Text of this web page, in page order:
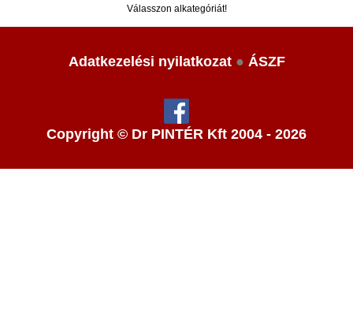
Válasszon alkategóriát!
Adatkezelési nyilatkozat● ÁSZF
Copyright © Dr PINTÉR Kft 2004 - 2026